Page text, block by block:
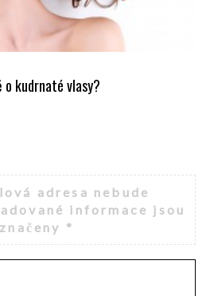
kudrnaté vlasy?
adresa nebude
informace jsou
*